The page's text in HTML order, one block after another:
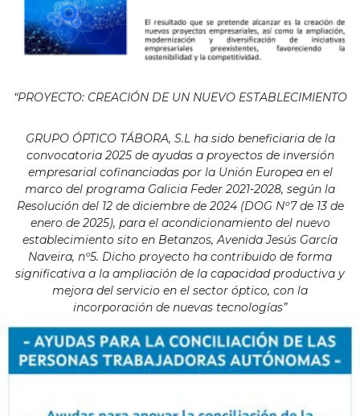
“PROYECTO: CREACIÓN DE UN NUEVO ESTABLECIMIENTO
GRUPO ÓPTICO TÁBORA, S.L ha sido beneficiaria de la
convocatoria 2025 de ayudas a proyectos de inversión
empresarial cofinanciadas por la Unión Europea en el
marco del programa Galicia Feder 2021-2028, según la
Resolución del 12 de diciembre de 2024 (DOG Nº7 de 13 de
enero de 2025), para el acondicionamiento del nuevo
establecimiento sito en Betanzos, Avenida Jesús García
Naveira, nº5. Dicho proyecto ha contribuido de forma
significativa a la ampliación de la capacidad productiva y
mejora del servicio en el sector óptico, con la
incorporación de nuevas tecnologías”